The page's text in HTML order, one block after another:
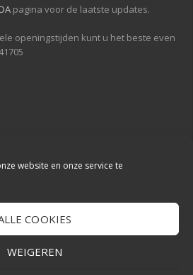
website en onze service te
COOKIES
WEIGEREN
pagina voor de laatste updates.
openingstijden kunt u het beste even
& Development -DigiReus